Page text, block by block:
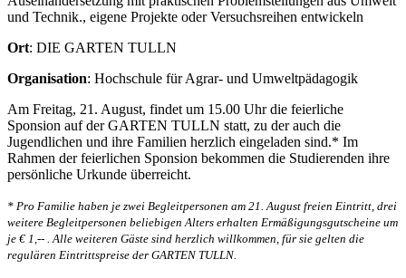
und Technik., eigene Projekte oder Versuchsreihen entwickeln
Ort: DIE GARTEN TULLN
Organisation: Hochschule für Agrar- und Umweltpädagogik
Am Freitag, 21. August, findet um 15.00 Uhr die feierliche
Sponsion auf der GARTEN TULLN statt, zu der auch die
Jugendlichen und ihre Familien herzlich eingeladen sind.* Im
Rahmen der feierlichen Sponsion bekommen die Studierenden ihre
persönliche Urkunde überreicht.
* Pro Familie haben je zwei Begleitpersonen am 21. August freien Eintritt, drei
weitere Begleitpersonen beliebigen Alters erhalten Ermäßigungsgutscheine um
je € 1,-- . Alle weiteren Gäste sind herzlich willkommen, für sie gelten die
regulären Eintrittspreise der GARTEN TULLN.